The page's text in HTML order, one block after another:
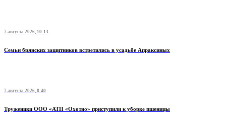
7 августа 2026, 10:13
Семьи брянских защитников встретились в усадьбе Апраксиных
7 августа 2026, 8:40
Труженики ООО «АТП «Охотно» приступили к уборке пшеницы